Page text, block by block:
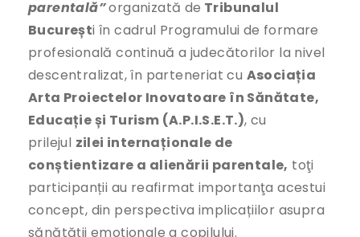
parentală”organizată de Tribunalul
București în cadrul Programului de formare
profesională continuă a judecătorilor la nivel
descentralizat, în parteneriat cu Asociația
Arta Proiectelor Inovatoare în Sănătate,
Educație și Turism (A.P.I.S.E.T.), cu
prilejul zilei internaționale de
conștientizare a alienării parentale, toţi
participanții au reafirmat importanţa acestui
concept, din perspectiva implicațiilor asupra
sănătății emoționale a copilului.